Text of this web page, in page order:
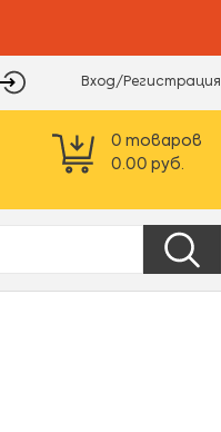
Вход/Регистрация
0 товаров
0.00 руб.